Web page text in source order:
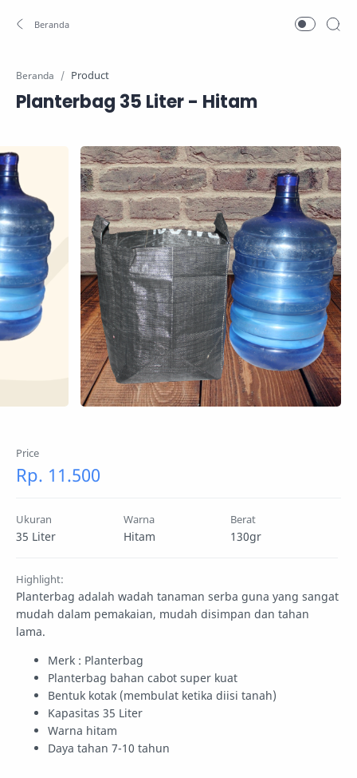
Beranda Product
Planterbag 35 Liter - Hitam
Rp. 11.500
Ukuran
35 Liter
Warna
Hitam
Berat
130gr
Highlight:
Planterbag adalah wadah tanaman serba guna yang sangat
mudah dalam pemakaian, mudah disimpan dan tahan
lama.
Merk : Planterbag
Planterbag bahan cabot super kuat
Bentuk kotak (membulat ketika diisi tanah)
Kapasitas 35 Liter
Warna hitam
Daya tahan 7-10 tahun